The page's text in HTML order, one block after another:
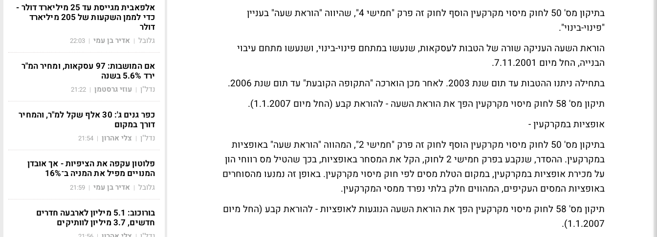
בתיקון מס' 50 לחוק מיסוי מקרקעין הוסף לחוק זה פרק "חמישי 4", שהיווה "הוראת שעה" בעניין
"פינוי-בינוי".
הוראת השעה העניקה שורה של הטבות לעסקאות, שנעשו במתחם פינוי-בינוי, ושנעשו מתחם עיבוי
הבנייה, החל מיום 7.11.2001.
בתחילה ניתנו ההטבות עד תום שנת 2003. לאחר מכן הוארכה "התקופה הקובעת" עד תום שנת 2006.
תיקון מס' 58 לחוק מיסוי מקרקעין הפך את הוראת השעה - להוראת קבע (החל מיום 1.1.2007).
אופציות במקרקעין -
בתיקון מס' 50 לחוק מיסוי מקרקעין הוסף לחוק זה פרק "חמישי 2", המהווה "הוראת שעה" באופציות
במקרקעין. ההסדר, שנקבע בפרק חמישי 2 לחוק, הקל את המסחר באופציות, בכך שהטיל מס רווחי הון
על מכירת אופציות במקרקעין, במקום הטלת מסים לפי חוק מיסוי מקרקעין. באופן זה נמנעו מהסוחרים
באופציות המסים העקיפים, המהווים חלק בלתי נפרד ממסי המקרקעין.
תיקון מס' 58 לחוק מיסוי מקרקעין הפך את הוראת השעה הנוגעות לאופציות - להוראת קבע (החל מיום
1.1.2007).
אלפאבית מגייסת עד 25 מיליארד דולר -
כדי לממן השקעות של 205 מיליארד
דולר
גלובל | אדיר בן עמי |
22:03
אם המושבות: 97 עסקאות, ומחיר המ"ר
ירד 5.6% בשנה
נדל"ן | עוזי גרסטמן |
21:22
כפר גנים ג': 30 אלף שקל למ"ר, והמחיר
דורך במקום
נדל"ן | צלי אהרון |
21:54
פלוטון עקפה את הציפיות - אך אובדן
המנויים מפיל את המניה ב־16%
גלובל | אדיר בן עמי |
21:59
בורוכוב: 5.1 מיליון לארבעה חדרים
חדשים, 3.7 מיליון לוותיקים